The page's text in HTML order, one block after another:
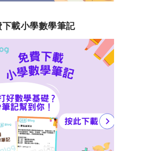
下載小學數學筆記